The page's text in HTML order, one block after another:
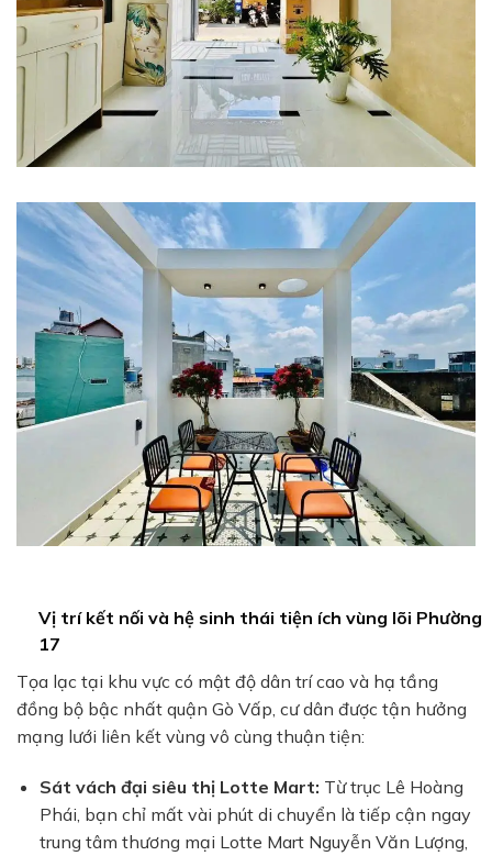
Vị trí kết nối và hệ sinh thái tiện ích vùng lõi Phường
17
Tọa lạc tại khu vực có mật độ dân trí cao và hạ tầng
đồng bộ bậc nhất quận Gò Vấp, cư dân được tận hưởng
mạng lưới liên kết vùng vô cùng thuận tiện:
Sát vách đại siêu thị Lotte Mart: Từ trục Lê Hoàng
Phái, bạn chỉ mất vài phút di chuyển là tiếp cận ngay
trung tâm thương mại Lotte Mart Nguyễn Văn Lượng,